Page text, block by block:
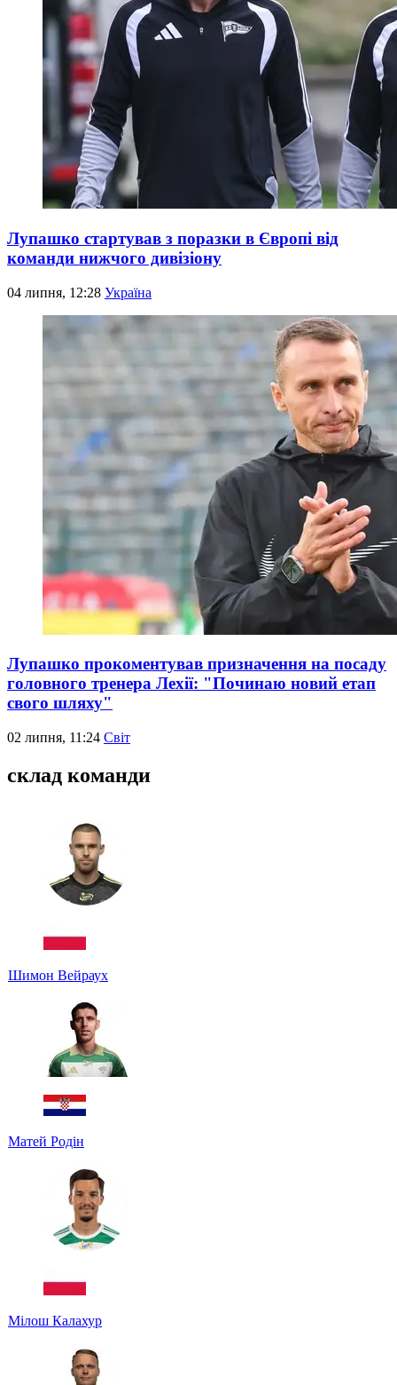
Лупашко стартував з поразки в Європі від
команди нижчого дивізіону
04 липня, 12:28 Україна
Лупашко прокоментував призначення на посаду
головного тренера Лехії: "Починаю новий етап
свого шляху"
02 липня, 11:24 Світ
склад команди
Шимон Вейраух
Матей Родін
Мілош Калахур